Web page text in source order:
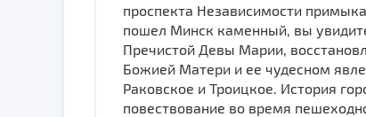
проспекта Независимости
пошел Минск каменный, вы
Пречистой Девы Марии,
Божией Матери и ее чудесном
Раковское и Троицкое. История
повествование во время